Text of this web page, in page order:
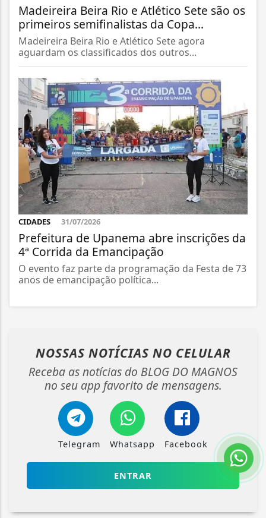
Madeireira Beira Rio e Atlético Sete são os
primeiros semifinalistas da Copa...
Madeireira Beira Rio e Atlético Sete agora
aguardam os classificados dos outros...
CIDADES 31/07/2026
Prefeitura de Upanema abre inscrições da
4ª Corrida da Emancipação
O evento faz parte da programação da Festa de 73
anos de emancipação política...
NOSSAS NOTÍCIAS NO CELULAR
Receba as notícias do BLOG DO MAGNOS
no seu app favorito de mensagens.
Telegram Whatsapp Facebook
ENTRAR